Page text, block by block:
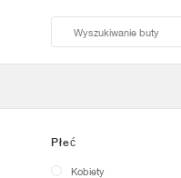
Płeć
Kobiety